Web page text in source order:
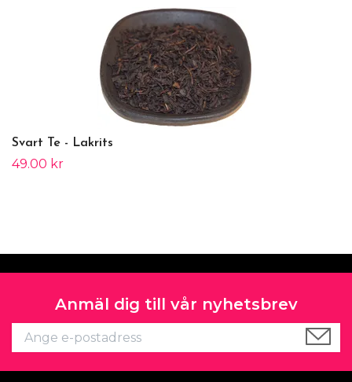
Svart Te - Lakrits
49.00 kr
Anmäl dig till vår nyhetsbrev